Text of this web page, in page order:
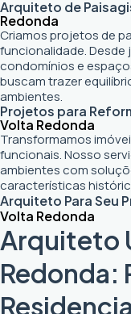
Arquiteto de
Redonda
Criamos projetos de
funcionalidade. Desde
condomínios e
buscam trazer
ambientes.
Projetos para
Volta Redonda
Transformamos
funcionais. Nosso
ambientes com
características
Arquiteto Para Seu
Volta Redonda
Arquiteto
Redonda: